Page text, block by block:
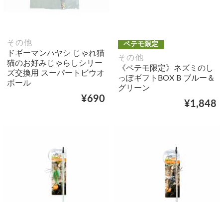
その他
ドギーマンハヤシ じゃれ猫
猫のお好みじゃらしシリー
ズ交換用 スーパートビウオ
ボール
¥690
ペテモ限定
その他
《ペテモ限定》ネズミのし
っぽギフトBOX B ブルー＆
グリーン
¥1,848